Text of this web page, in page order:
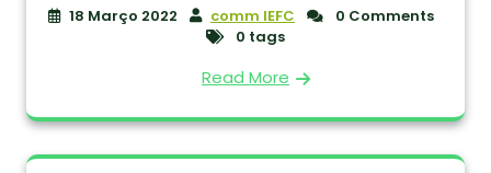
18 Março 2022 comm IEFC
0 Comments
0 tags
Read More